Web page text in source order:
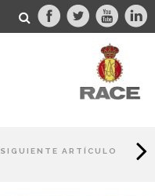
SIGUIENTE ARTÍCULO